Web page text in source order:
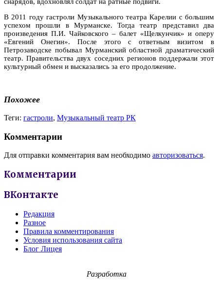
В 2011 году гастроли Музыкального театра Карелии с большим
успехом прошли в Мурманске. Тогда театр представил два
произведения П.И. Чайковского – балет «Щелкунчик» и оперу
«Евгений Онегин». После этого с ответным визитом в
Петрозаводске побывал Мурманский областной драматический
театр. Правительства двух соседних регионов поддержали этот
культурный обмен и высказались за его продолжение.
Похожее
Теги: гастроли, Музыкальный театр РК
Комментарии
Для отправки комментария вам необходимо авторизоваться.
Комментарии
ВКонтакте
Редакция
Разное
Правила комментирования
Условия использования сайта
Блог Лицея
Разработка